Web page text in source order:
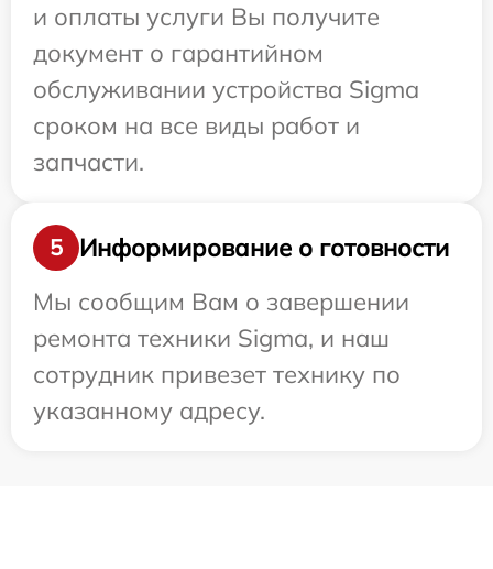
и оплаты услуги Вы получите
документ о гарантийном
обслуживании устройства Sigma
сроком на все виды работ и
запчасти.
5
Информирование о готовности
Мы сообщим Вам о завершении
ремонта техники Sigma, и наш
сотрудник привезет технику по
указанному адресу.